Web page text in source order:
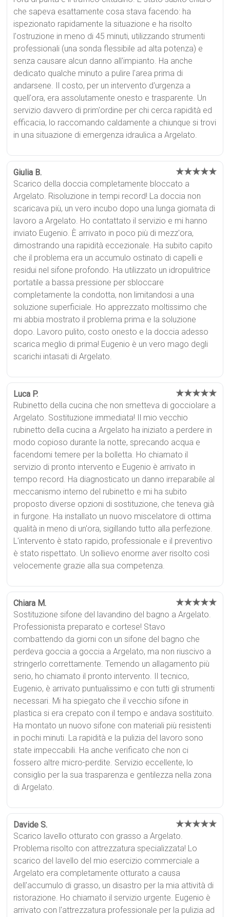
che sapeva esattamente cosa stava facendo: ha
ispezionato rapidamente la situazione e ha risolto
l'ostruzione in meno di 45 minuti, utilizzando strumenti
professionali (una sonda flessibile ad alta potenza) e
senza causare alcun danno all'impianto. Ha anche
dedicato qualche minuto a pulire l'area prima di
andarsene. Il costo, per un intervento d'urgenza a
quell'ora, era assolutamente onesto e trasparente. Un
servizio davvero di prim'ordine per chi cerca rapidità ed
efficacia, lo raccomando caldamente a chiunque si trovi
in una situazione di emergenza idraulica a Argelato.
Giulia B. ★★★★★
Scarico della doccia completamente bloccato a
Argelato. Risoluzione in tempi record! La doccia non
scaricava più, un vero incubo dopo una lunga giornata di
lavoro a Argelato. Ho contattato il servizio e mi hanno
inviato Eugenio. È arrivato in poco più di mezz'ora,
dimostrando una rapidità eccezionale. Ha subito capito
che il problema era un accumulo ostinato di capelli e
residui nel sifone profondo. Ha utilizzato un idropulitrice
portatile a bassa pressione per sbloccare
completamente la condotta, non limitandosi a una
soluzione superficiale. Ho apprezzato moltissimo che
mi abbia mostrato il problema prima e la soluzione
dopo. Lavoro pulito, costo onesto e la doccia adesso
scarica meglio di prima! Eugenio è un vero mago degli
scarichi intasati di Argelato.
Luca P. ★★★★★
Rubinetto della cucina che non smetteva di gocciolare a
Argelato. Sostituzione immediata! Il mio vecchio
rubinetto della cucina a Argelato ha iniziato a perdere in
modo copioso durante la notte, sprecando acqua e
facendomi temere per la bolletta. Ho chiamato il
servizio di pronto intervento e Eugenio è arrivato in
tempo record. Ha diagnosticato un danno irreparabile al
meccanismo interno del rubinetto e mi ha subito
proposto diverse opzioni di sostituzione, che teneva già
in furgone. Ha installato un nuovo miscelatore di ottima
qualità in meno di un'ora, sigillando tutto alla perfezione.
L'intervento è stato rapido, professionale e il preventivo
è stato rispettato. Un sollievo enorme aver risolto così
velocemente grazie alla sua competenza.
Chiara M. ★★★★★
Sostituzione sifone del lavandino del bagno a Argelato.
Professionista preparato e cortese! Stavo
combattendo da giorni con un sifone del bagno che
perdeva goccia a goccia a Argelato, ma non riuscivo a
stringerlo correttamente. Temendo un allagamento più
serio, ho chiamato il pronto intervento. Il tecnico,
Eugenio, è arrivato puntualissimo e con tutti gli strumenti
necessari. Mi ha spiegato che il vecchio sifone in
plastica si era crepato con il tempo e andava sostituito.
Ha montato un nuovo sifone con materiali più resistenti
in pochi minuti. La rapidità e la pulizia del lavoro sono
state impeccabili. Ha anche verificato che non ci
fossero altre micro-perdite. Servizio eccellente, lo
consiglio per la sua trasparenza e gentilezza nella zona
di Argelato.
Davide S. ★★★★★
Scarico lavello otturato con grasso a Argelato.
Problema risolto con attrezzatura specializzata! Lo
scarico del lavello del mio esercizio commerciale a
Argelato era completamente otturato a causa
dell'accumulo di grasso, un disastro per la mia attività di
ristorazione. Ho chiamato il servizio urgente. Eugenio è
arrivato con l'attrezzatura professionale per la pulizia ad